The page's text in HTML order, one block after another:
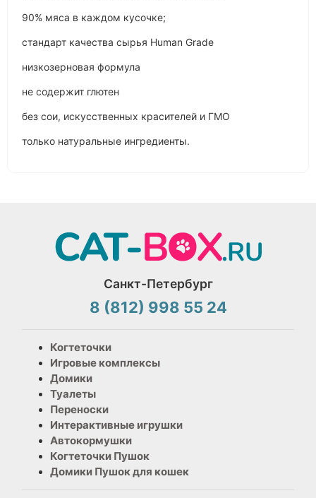
90% мяса в каждом кусочке;
стандарт качества сырья Human Grade
низкозерновая формула
не содержит глютен
без сои, искусственных красителей и ГМО
только натуральные ингредиенты.
Санкт-Петербург
8 (812) 998 55 24
Когтеточки
Игровые комплексы
Домики
Туалеты
Переноски
Интерактивные игрушки
Автокормушки
Когтеточки Пушок
Домики Пушок для кошек